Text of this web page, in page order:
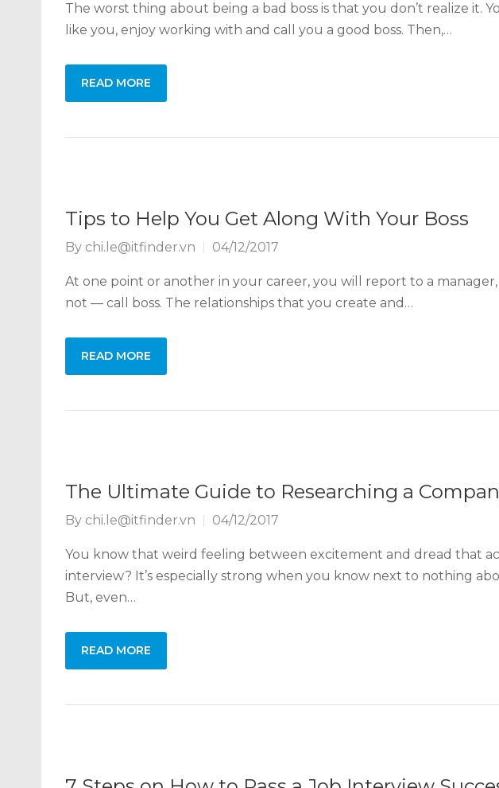
The worst thing about being a bad boss is that you don’t realize it.
like you, enjoy working with and call you a good boss. Then,…
READ MORE
Tips to Help You Get Along With Your Boss
By chi.le@itfinder.vn 04/12/2017
At one point or another in your career, you will report to a
not — call boss. The relationships that you create and…
READ MORE
The Ultimate Guide to Researching a
By chi.le@itfinder.vn 04/12/2017
You know that weird feeling between excitement and dread that
interview? It’s especially strong when you know next to nothing
But, even…
READ MORE